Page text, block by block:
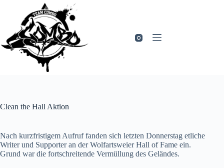
springen
Clean the Hall Aktion
Nach kurzfristigem Aufruf fanden sich letzten Donnerstag etliche
Writer und Supporter an der Wolfartsweier Hall of Fame ein.
Grund war die fortschreitende Vermüllung des Geländes.